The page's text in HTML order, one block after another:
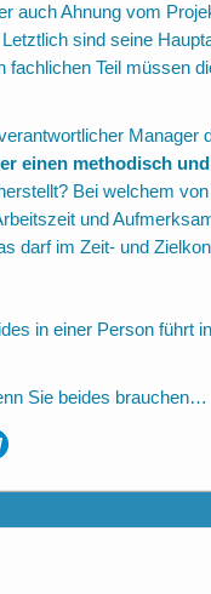
auch Ahnung vom
sind seine
fachlichen Teil müssen
Manager
einen methodisch
Bei welchem
und
darf im Zeit- und
in einer Person führt
Sie beides brauchen…